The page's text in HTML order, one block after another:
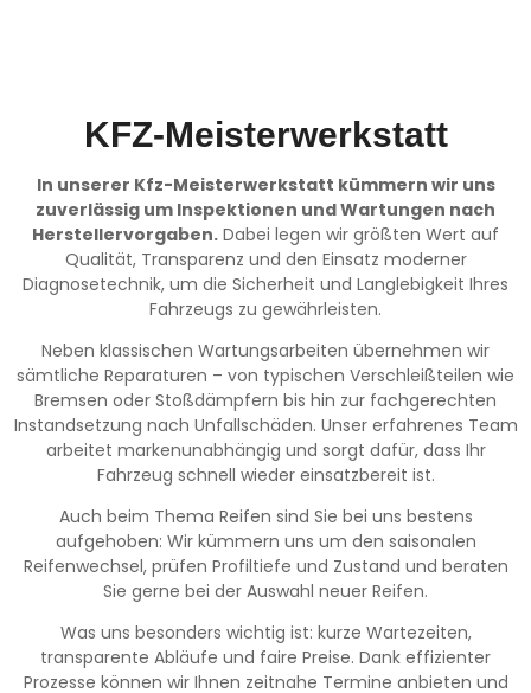
KFZ-Meisterwerkstatt
In unserer Kfz-Meisterwerkstatt kümmern wir uns
zuverlässig um Inspektionen und Wartungen nach
Herstellervorgaben. Dabei legen wir größten Wert auf
Qualität, Transparenz und den Einsatz moderner
Diagnosetechnik, um die Sicherheit und Langlebigkeit Ihres
Fahrzeugs zu gewährleisten.
Neben klassischen Wartungsarbeiten übernehmen wir
sämtliche Reparaturen – von typischen Verschleißteilen wie
Bremsen oder Stoßdämpfern bis hin zur fachgerechten
Instandsetzung nach Unfallschäden. Unser erfahrenes Team
arbeitet markenunabhängig und sorgt dafür, dass Ihr
Fahrzeug schnell wieder einsatzbereit ist.
Auch beim Thema Reifen sind Sie bei uns bestens
aufgehoben: Wir kümmern uns um den saisonalen
Reifenwechsel, prüfen Profiltiefe und Zustand und beraten
Sie gerne bei der Auswahl neuer Reifen.
Was uns besonders wichtig ist: kurze Wartezeiten,
transparente Abläufe und faire Preise. Dank effizienter
Prozesse können wir Ihnen zeitnahe Termine anbieten und